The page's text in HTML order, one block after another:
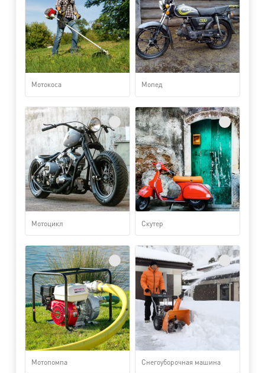
Мотокоса Мопед
Мотоцикл Скутер
Мотопомпа Снегоуборочная машина